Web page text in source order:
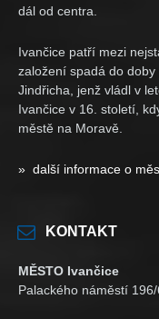
dál od centra.
Ivančice patří mezi
založení spadá do
Jindřicha, jenž vládl v
Ivančice v 16. století,
městě na Moravě.
» další informace o
KONTAKT
MĚSTO Ivančice
Palackého náměstí